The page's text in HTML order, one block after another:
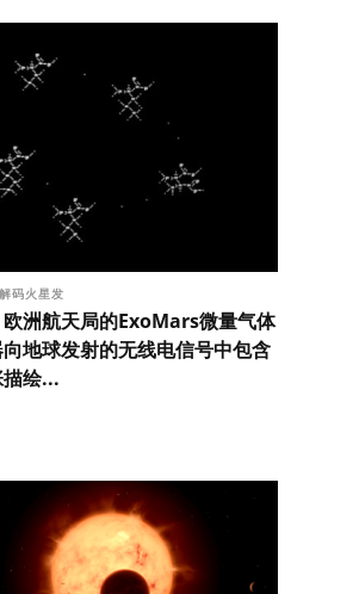
码火星发
洲航天局的ExoMars微量气体
地球发射的无线电信号中包含
绘...